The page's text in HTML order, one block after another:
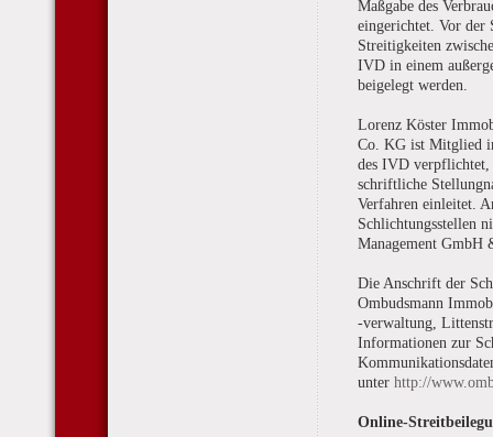
Maßgabe des
eingerichtet. Vor der
Streitigkeiten
IVD in einem
beigelegt werden.
Lorenz Köster
Co. KG ist Mitglied
des IVD verpflichtet,
schriftliche
Verfahren einleitet.
Schlichtungsstellen
Management
Die Anschrift der
Ombudsmann
-verwaltung,
Informationen zur
unter http://
Online-